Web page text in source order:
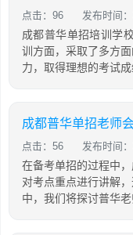
点击：96 发布时间
成都普华单招培训学
训方面，采取了多方
力，取得理想的考试
成都普华单招老师
点击：56 发布时间
在备考单招的过程中
对考点重点进行讲解
中，我们将探讨普华老